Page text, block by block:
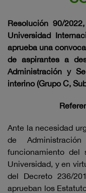
Resolución 90/
Universidad
aprueba una
de aspirantes a
Administración y
interino (Grupo C,
Ante la necesidad
de
funcionamiento del
Universidad, y en
del Decreto 236/
aprueban los